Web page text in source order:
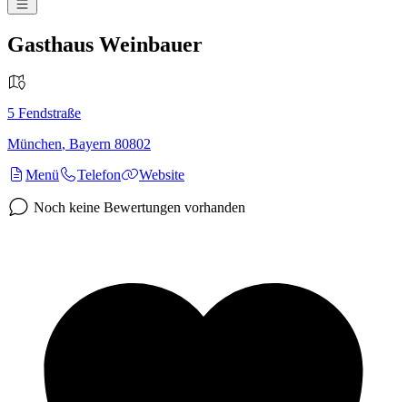
Gasthaus Weinbauer
5 Fendstraße
München, Bayern 80802
Menü
Telefon Website
Noch keine Bewertungen vorhanden